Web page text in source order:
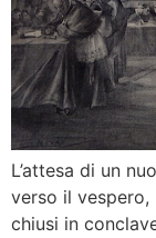
L’attesa di un
verso il
chiusi in